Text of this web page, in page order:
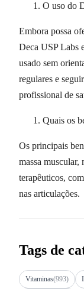
O uso do
Embora possa
Deca USP Labs
usado sem
regulares e
profissional de
Quais os
Os principais
massa muscular,
terapêuticos,
nas articulações.
Tags de
Vitaminas(993)